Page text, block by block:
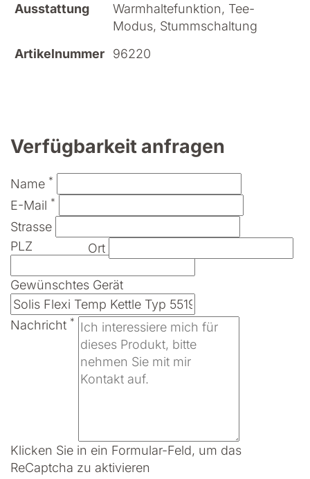
Ausstattung
Warmhaltefunktion, Tee-
Modus, Stummschaltung
Artikelnummer
96220
Verfügbarkeit anfragen
Name *
E-Mail *
Strasse
PLZ
Ort
Gewünschtes Gerät
Nachricht *
Klicken Sie in ein Formular-Feld, um das
ReCaptcha zu aktivieren